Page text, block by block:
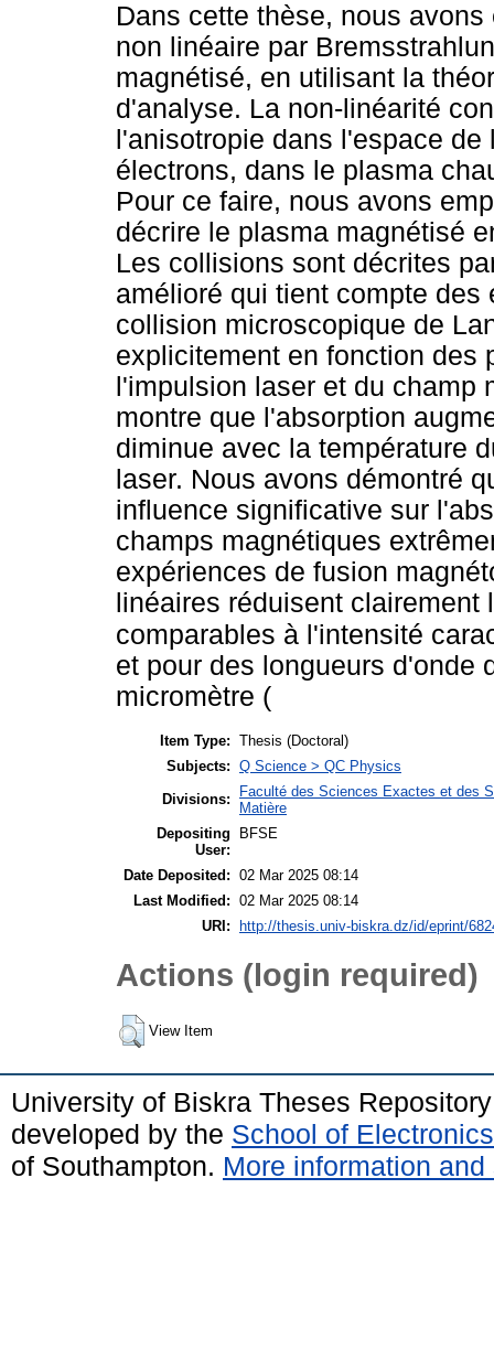
Dans cette thèse, nous
non linéaire par
magnétisé, en utilisant la
d'analyse. La non-linéarité
l'anisotropie dans l'espace
électrons, dans le plasma
Pour ce faire, nous avons
décrire le plasma magnétisé
Les collisions sont décrites
amélioré qui tient compte
collision microscopique de
explicitement en fonction des
l'impulsion laser et du champ
montre que l'absorption
diminue avec la température
laser. Nous avons démontré
influence significative sur
champs magnétiques
expériences de fusion
linéaires réduisent
comparables à l'intensité
et pour des longueurs d'onde
micromètre (
Item Type: Thesis (Doctoral)
Subjects: Q Science > QC Physics
Divisions:
Faculté des Sciences Exactes et des
Matière
Depositing
User:
BFSE
Date Deposited: 02 Mar 2025 08:14
Last Modified: 02 Mar 2025 08:14
URI:
http://thesis.univ-biskra.dz/id/eprint/
Actions (login required)
View Item
University of Biskra Theses
developed by the School of
of Southampton. More information